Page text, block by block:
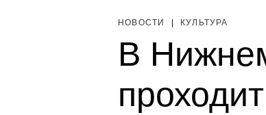
НОВОСТИ КУЛЬТУРА
В